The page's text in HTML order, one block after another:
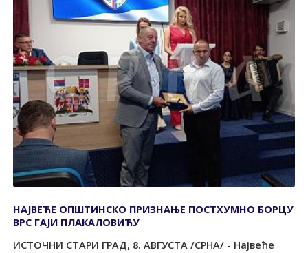
НАЈВЕЋЕ ОПШТИНСКО ПРИЗНАЊЕ ПОСТХУМНО БОРЦУ
ВРС ГАЈИ ПЛАКАЛОВИЋУ
ИСТОЧНИ СТАРИ ГРАД, 8. АВГУСТА /СРНА/ - Највеће